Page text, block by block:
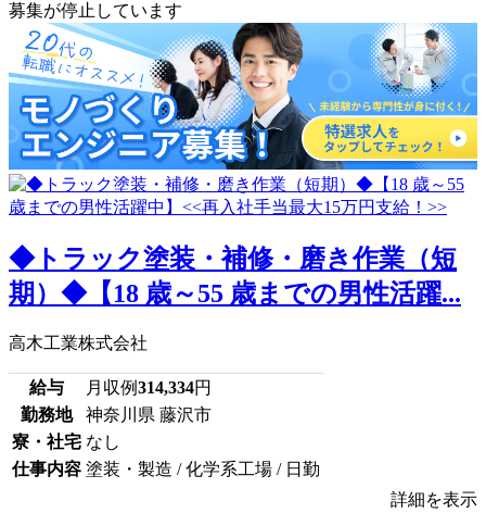
募集が停止しています
◆トラック塗装・補修・磨き作業（短
期）◆【18 歳～55 歳までの男性活躍...
高木工業株式会社
給与 月収例314,334円
勤務地
神奈川県 藤沢市
寮・社宅 なし
仕事内容 塗装・製造 / 化学系工場 / 日勤
詳細を表示